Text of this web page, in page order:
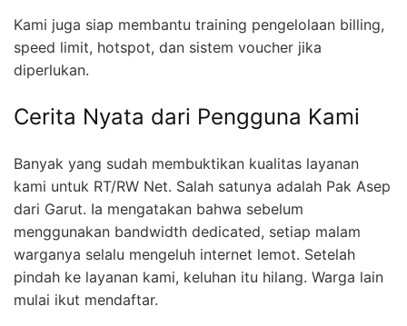
Kami juga siap membantu training pengelolaan billing,
speed limit, hotspot, dan sistem voucher jika
diperlukan.
Cerita Nyata dari Pengguna Kami
Banyak yang sudah membuktikan kualitas layanan
kami untuk RT/RW Net. Salah satunya adalah Pak Asep
dari Garut. Ia mengatakan bahwa sebelum
menggunakan bandwidth dedicated, setiap malam
warganya selalu mengeluh internet lemot. Setelah
pindah ke layanan kami, keluhan itu hilang. Warga lain
mulai ikut mendaftar.